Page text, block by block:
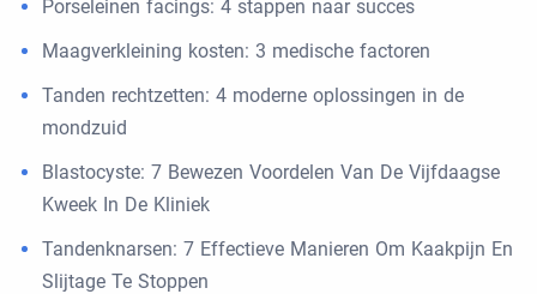
Porseleinen facings: 4 stappen naar succes
Maagverkleining kosten: 3 medische factoren
Tanden rechtzetten: 4 moderne oplossingen in de
mondzuid
Blastocyste: 7 Bewezen Voordelen Van De Vijfdaagse
Kweek In De Kliniek
Tandenknarsen: 7 Effectieve Manieren Om Kaakpijn En
Slijtage Te Stoppen